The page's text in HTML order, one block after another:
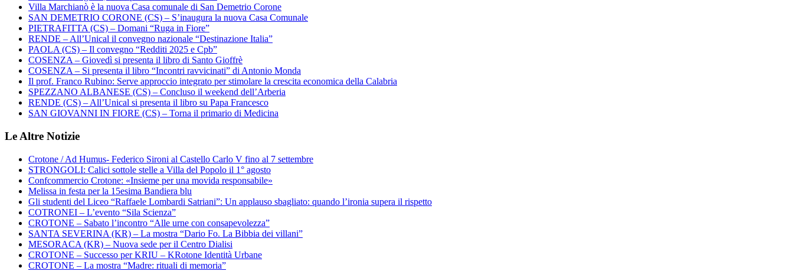
Villa Marchianò è la nuova Casa comunale di San Demetrio Corone
SAN DEMETRIO CORONE (CS) – S’inaugura la nuova Casa Comunale
PIETRAFITTA (CS) – Domani “Ruga in Fiore”
RENDE – All’Unical il convegno nazionale “Destinazione Italia”
PAOLA (CS) – Il convegno “Redditi 2025 e Cpb”
COSENZA – Giovedì si presenta il libro di Santo Gioffrè
COSENZA – Si presenta il libro “Incontri ravvicinati” di Antonio Monda
Il prof. Franco Rubino: Serve approccio integrato per stimolare la crescita economica della Calabria
SPEZZANO ALBANESE (CS) – Concluso il weekend dell’Arberia
RENDE (CS) – All’Unical si presenta il libro su Papa Francesco
SAN GIOVANNI IN FIORE (CS) – Torna il primario di Medicina
Le Altre Notizie
Crotone / Ad Humus- Federico Sironi al Castello Carlo V fino al 7 settembre
STRONGOLI: Calici sottole stelle a Villa del Popolo il 1° agosto
Confcommercio Crotone: «Insieme per una movida responsabile»
Melissa in festa per la 15esima Bandiera blu
Gli studenti del Liceo “Raffaele Lombardi Satriani”: Un applauso sbagliato: quando l’ironia supera il rispetto
COTRONEI – L’evento “Sila Scienza”
CROTONE – Sabato l’incontro “Alle urne con consapevolezza”
SANTA SEVERINA (KR) – La mostra “Dario Fo. La Bibbia dei villani”
MESORACA (KR) – Nuova sede per il Centro Dialisi
CROTONE – Successo per KRIU – KRotone Identità Urbane
CROTONE – La mostra “Madre: rituali di memoria”